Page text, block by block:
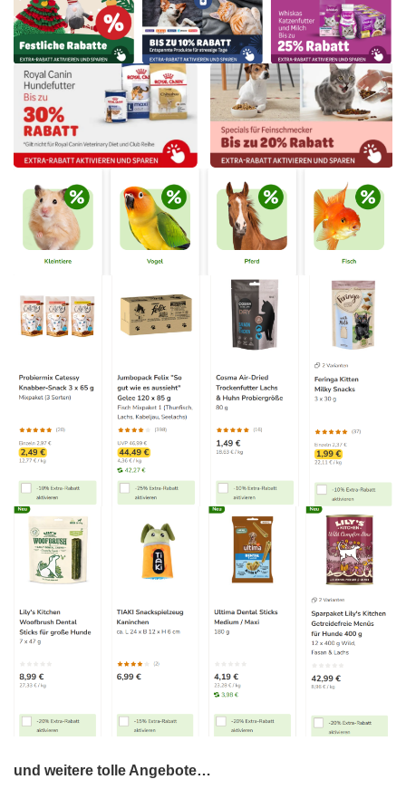
und weitere tolle Angebote…